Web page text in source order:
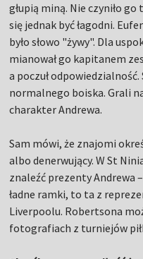
głupią miną. Nie czyniło
się jednak być łagodni.
było słowo "żywy". Dla
mianował go kapitanem
a poczuł
normalnego boiska. Grali
charakter Andrewa.
Sam mówi, że znajomi
albo denerwujący. W St
znaleźć prezenty Andrewa
ładne ramki, to ta z
Liverpoolu. Robertsona
fotografiach z turniejów